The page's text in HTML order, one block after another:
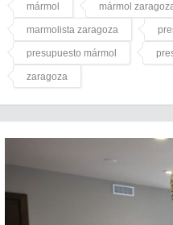
mármol mármol
marmolista zaragoza
presupuesto mármol
zaragoza